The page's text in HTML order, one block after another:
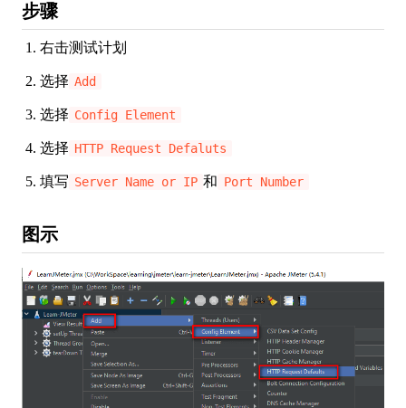
步骤
右击测试计划
选择 Add
选择 Config Element
选择 HTTP Request Defaluts
填写 Server Name or IP 和 Port Number
图示